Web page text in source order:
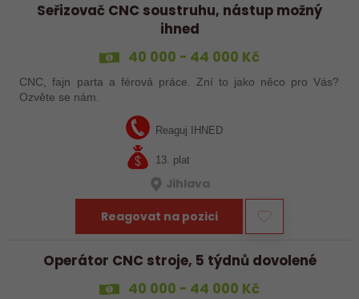
Seřizovač CNC soustruhu, nástup možný
ihned
40 000 - 44 000 Kč
CNC, fajn parta a férová práce. Zní to jako něco pro Vás?
Ozvěte se nám.
Reaguj IHNED
13. plat
Jihlava
Reagovat na pozici
Operátor CNC stroje, 5 týdnů dovolené
40 000 - 44 000 Kč